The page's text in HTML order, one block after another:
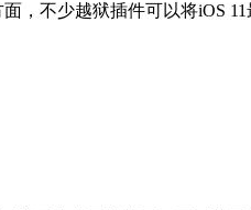
，不少越狱插件可以将iOS